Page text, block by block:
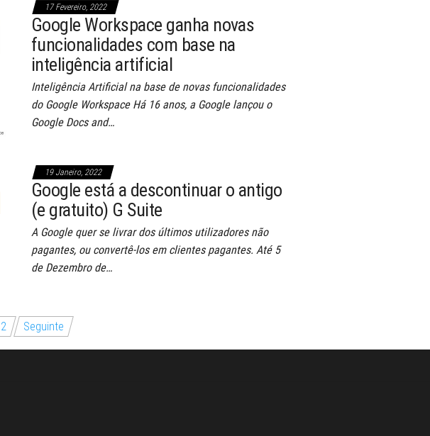
17 Fevereiro, 2022
Google Workspace ganha novas
funcionalidades com base na
inteligência artificial
Inteligência Artificial na base de novas funcionalidades
do Google Workspace Há 16 anos, a Google lançou o
Google Docs and…
19 Janeiro, 2022
Google está a descontinuar o antigo
(e gratuito) G Suite
A Google quer se livrar dos últimos utilizadores não
pagantes, ou convertê-los em clientes pagantes. Até 5
de Dezembro de…
2 Seguinte